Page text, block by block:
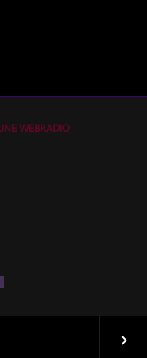
keyboard_arrow_right
WEBRADIO